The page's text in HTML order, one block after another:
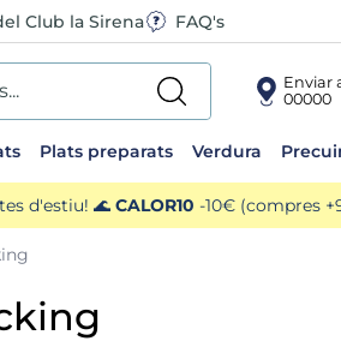
Club la Sirena FAQ's
Enviar
00000
Plats preparats Verdura
d'estiu! 🌊 CALOR10 -10€ (compres